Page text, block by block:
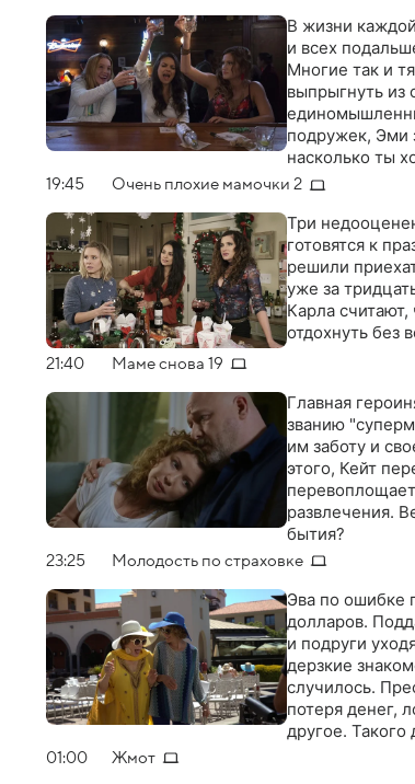
В жизни
и всех
Многие так и
выпрыгнуть из
подружек, Эми
насколько ты
людьми?
19:45 Очень плохие мамочки 2
Три
готовятся к
решили
уже за
Карла
отдохнуть без
21:40 Маме снова 19
Главная
званию
им заботу и
этого, Кейт
развлечения.
бытия?
23:25 Молодость по страховке
Эва по ошибке
долларов.
и подруги
дерзкие
случилось.
потеря денег,
другое.
01:00 Жмот